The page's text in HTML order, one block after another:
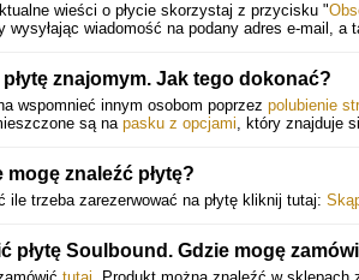
wieści o płycie skorzystaj z przycisku "
wysyłając wiadomość na podany adres e-mail,
znajomym. Jak tego dokonać?
wspomnieć innym osobom poprzez polubienie
są na pasku z opcjami, który znajduje
mogę znaleźć płytę?
ile trzeba zarezerwować na płytę kliknij tutaj:
płytę Soulbound. Gdzie mogę